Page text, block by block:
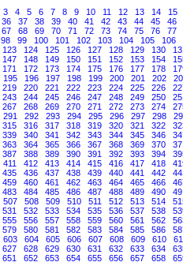
3 4 5 6 7 8 9 10 11 12 13 14
15
36 37 38 39 40 41 42 43 44 45
46
67 68 69 70 71 72 73 74 75 76
77
98 99 100 101 102 103 104 105
106
123 124 125 126 127 128 129 130
147 148 149 150 151 152 153 154
171 172 173 174 175 176 177 178
195 196 197 198 199 200 201 202
219 220 221 222 223 224 225 226
243 244 245 246 247 248 249 250
267 268 269 270 271 272 273 274
291 292 293 294 295 296 297 298
315 316 317 318 319 320 321 322
339 340 341 342 343 344 345 346
363 364 365 366 367 368 369 370
387 388 389 390 391 392 393 394
411 412 413 414 415 416 417 418
435 436 437 438 439 440 441 442
459 460 461 462 463 464 465 466
483 484 485 486 487 488 489 490
507 508 509 510 511 512 513 514
531 532 533 534 535 536 537 538
555 556 557 558 559 560 561 562
579 580 581 582 583 584 585 586
603 604 605 606 607 608 609 610
627 628 629 630 631 632 633 634
651 652 653 654 655 656 657 658